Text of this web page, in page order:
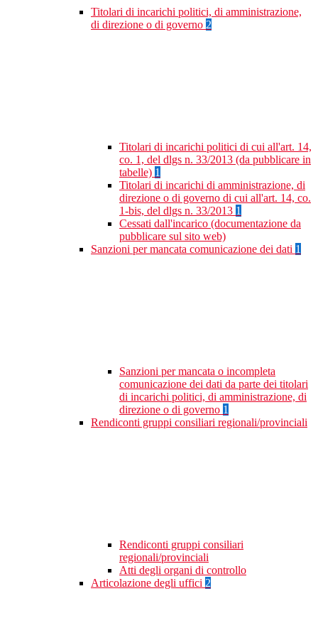
Titolari di incarichi politici, di amministrazione,
di direzione o di governo 2
Titolari di incarichi politici di cui all'art. 14,
co. 1, del dlgs n. 33/2013 (da pubblicare in
tabelle) 1
Titolari di incarichi di amministrazione, di
direzione o di governo di cui all'art. 14, co.
1-bis, del dlgs n. 33/2013 1
Cessati dall'incarico (documentazione da
pubblicare sul sito web)
Sanzioni per mancata comunicazione dei dati 1
Sanzioni per mancata o incompleta
comunicazione dei dati da parte dei titolari
di incarichi politici, di amministrazione, di
direzione o di governo 1
Rendiconti gruppi consiliari regionali/provinciali
Rendiconti gruppi consiliari
regionali/provinciali
Atti degli organi di controllo
Articolazione degli uffici 2